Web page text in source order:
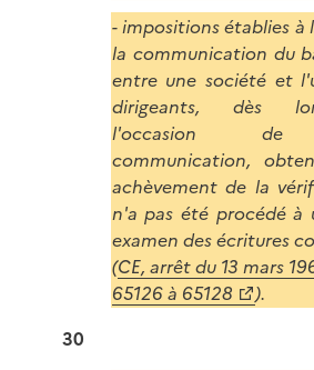
- impositions établies à
la communication du
entre une société et
dirigeants, dès
l'occasion
communication,
achèvement de la
n'a pas été procédé à
examen des écritures
(CE, arrêt du 13 mars
65126 à 65128
).
30